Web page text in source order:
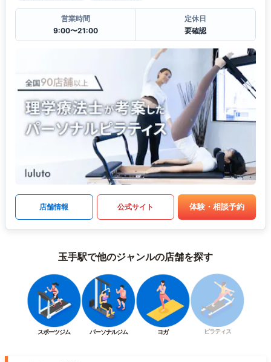
営業時間
9:00〜21:00
定休日
要確認
店舗情報 公式サイト 体験・相談予約
玉手駅で他のジャンルの店舗を探す
スポーツジム パーソナルジム ヨガ ピラティス